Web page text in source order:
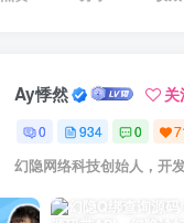
Ay悸然 关
0 934 0
幻隐网络科技创始人，开